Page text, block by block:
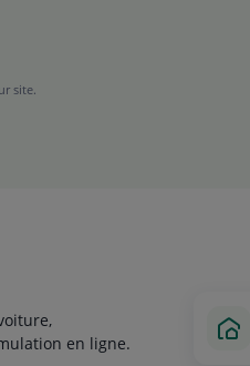
site.
en ligne.